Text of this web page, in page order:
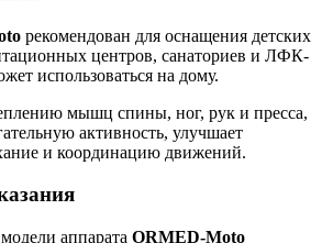
рекомендован для оснащения детских
центров, санаториев и ЛФК-
использоваться на дому.
мышц спины, ног, рук и пресса,
активность, улучшает
и координацию движений.
аппарата ORMED-Moto